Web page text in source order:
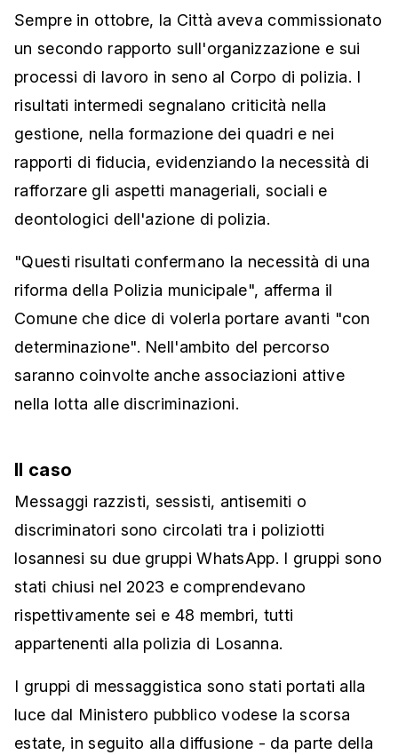
Sempre in ottobre, la Città aveva commissionato
un secondo rapporto sull'organizzazione e sui
processi di lavoro in seno al Corpo di polizia. I
risultati intermedi segnalano criticità nella
gestione, nella formazione dei quadri e nei
rapporti di fiducia, evidenziando la necessità di
rafforzare gli aspetti manageriali, sociali e
deontologici dell'azione di polizia.
"Questi risultati confermano la necessità di una
riforma della Polizia municipale", afferma il
Comune che dice di volerla portare avanti "con
determinazione". Nell'ambito del percorso
saranno coinvolte anche associazioni attive
nella lotta alle discriminazioni.
Il caso
Messaggi razzisti, sessisti, antisemiti o
discriminatori sono circolati tra i poliziotti
losannesi su due gruppi WhatsApp. I gruppi sono
stati chiusi nel 2023 e comprendevano
rispettivamente sei e 48 membri, tutti
appartenenti alla polizia di Losanna.
I gruppi di messaggistica sono stati portati alla
luce dal Ministero pubblico vodese la scorsa
estate, in seguito alla diffusione - da parte della